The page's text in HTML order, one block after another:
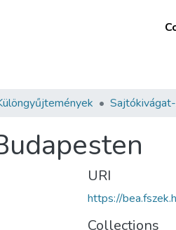
URI
https://
Collections